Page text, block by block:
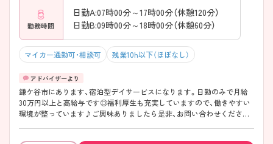
勤務時間
日勤A:07時00分～17時00分（休憩120分）
日勤B:09時00分～18時00分（休憩60分）
マイカー通勤可・相談可 残業10h以下（ほぼなし）
鎌ケ谷市にあります、宿泊型デイサービスになります。日勤のみで月給
30万円以上と高給与です◎福利厚生も充実していますので、働きやすい
環境が整っています♪ご興味ありましたら是非、お問い合わせください